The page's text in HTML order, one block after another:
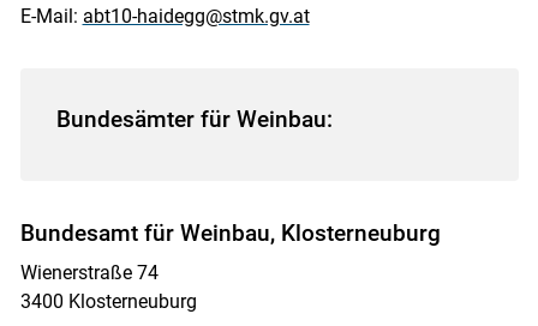
Skip to main content
E-Mail: abt10-haidegg@stmk.gv.at
Bundesämter für Weinbau:
Bundesamt für Weinbau, Klosterneuburg
Wienerstraße 74
3400 Klosterneuburg